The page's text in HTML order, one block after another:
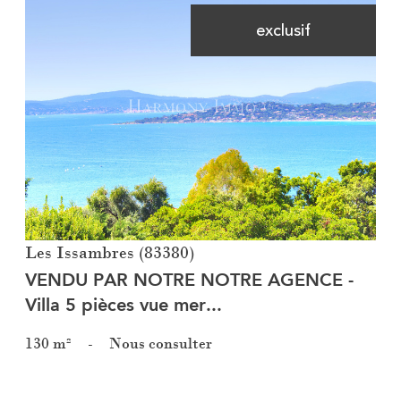
exclusif
Voir le bien
Les Issambres (83380)
VENDU PAR NOTRE NOTRE AGENCE -
Villa 5 pièces vue mer...
130 m² - Nous consulter